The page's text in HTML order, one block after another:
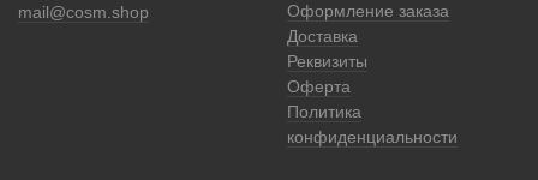
mail@cosm.shop
Оформление заказа
Доставка
Реквизиты
Оферта
Политика
конфиденциальности